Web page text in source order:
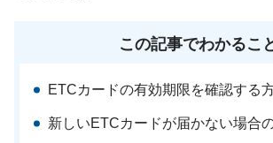
この記事でわかるこ
ETCカードの有効期限を確認する
新しいETCカードが届かない場合